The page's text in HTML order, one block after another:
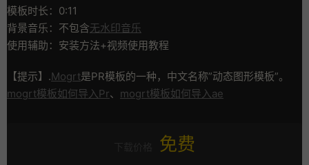
模板时长：0:11
背景音乐：不包含无水印音乐
使用辅助：安装方法+视频使用教程
【提示】.Mogrt是PR模板的一种，中文名称”动态图形模板”。
mogrt模板如何导入Pr、 mogrt模板如何导入ae
免费